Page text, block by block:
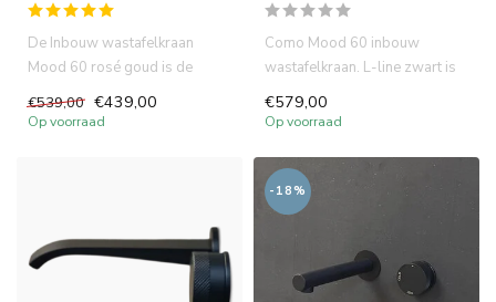
De Inbouw wastafelkraan
Mood 60 rosé goud is de
stijlvol...
€539,00 €439,00
Op voorraad
Como Mood 60 inbouw
wastafelkraan. L-line zwart is
mm...
€579,00
Op voorraad
-18%